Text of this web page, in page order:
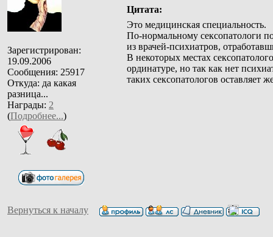
Зарегистрирован:
19.09.2006
Сообщения: 25917
Откуда: да какая
разница...
Награды: 2
(Подробнее...)
Цитата:
Это медицинская специальность.
По-нормальному сексопатологи
из врачей-психиатров,
В некоторых местах
ординатуре, но так как нет
таких сексопатологов оставляет
Вернуться к началу